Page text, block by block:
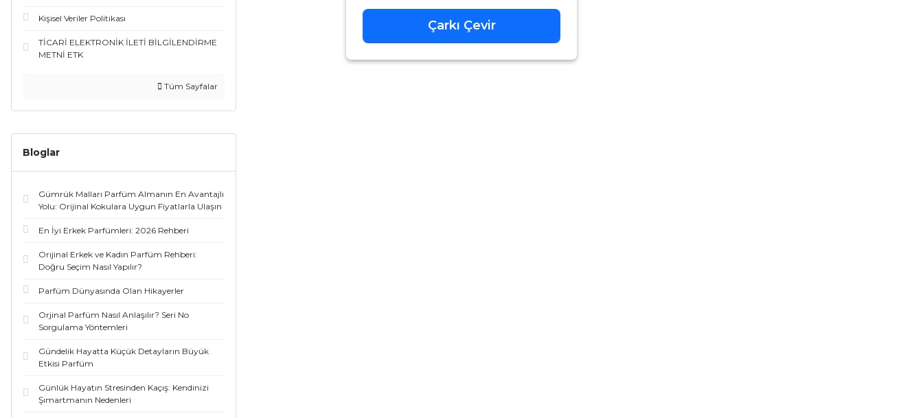
Kişisel Veriler Politikası
TİCARİ ELEKTRONİK İLETİ BİLGİLENDİRME
METNİ ETK
Tüm Sayfalar
Bloglar
Gümrük Malları Parfüm Almanın En Avantajlı
Yolu: Orijinal Kokulara Uygun Fiyatlarla Ulaşın
En İyi Erkek Parfümleri: 2026 Rehberi
Orijinal Erkek ve Kadın Parfüm Rehberi:
Doğru Seçim Nasıl Yapılır?
Parfüm Dünyasında Olan Hikayerler
Orjinal Parfüm Nasıl Anlaşılır? Seri No
Sorgulama Yöntemleri
Gündelik Hayatta Küçük Detayların Büyük
Etkisi Parfüm
Günlük Hayatın Stresinden Kaçış: Kendinizi
Şımartmanın Nedenleri
Çarkı Çevir